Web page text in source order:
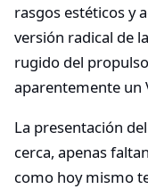
rasgos estéticos y
versión radical de
rugido del
aparentemente un
La presentación
cerca, apenas
como hoy mismo